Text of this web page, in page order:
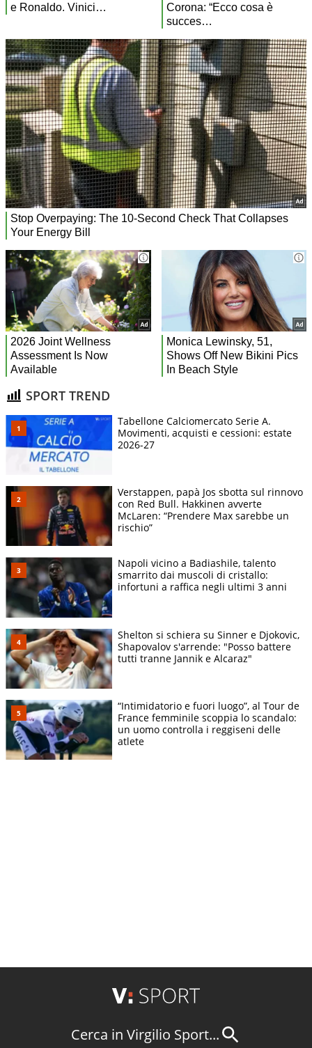
SPORT TREND
Tabellone Calciomercato Serie A.
Movimenti, acquisti e cessioni: estate
2026-27
Verstappen, papà Jos sbotta sul rinnovo
con Red Bull. Hakkinen avverte
McLaren: “Prendere Max sarebbe un
rischio”
Napoli vicino a Badiashile, talento
smarrito dai muscoli di cristallo:
infortuni a raffica negli ultimi 3 anni
Shelton si schiera su Sinner e Djokovic,
Shapovalov s'arrende: "Posso battere
tutti tranne Jannik e Alcaraz"
“Intimidatorio e fuori luogo”, al Tour de
France femminile scoppia lo scandalo:
un uomo controlla i reggiseni delle
atlete
Cerca in Virgilio Sport...